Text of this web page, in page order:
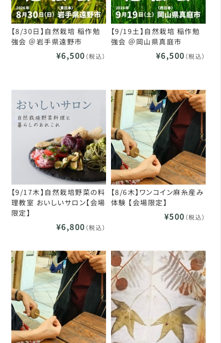
【8/30日】自然栽培 稲作勉
強会 ＠岩手県遠野市
¥6,500 （税込）
【9/19土】自然栽培 稲作勉
強会 ＠岡山県真庭市
¥6,500 （税込）
【9/17木】自然栽培野菜の料
理教室 おいしいサロン【会場
限定】
¥6,800 （税込）
【8/6木】ワンコイン麻糸産み
体験 【会場限定】
¥500 （税込）